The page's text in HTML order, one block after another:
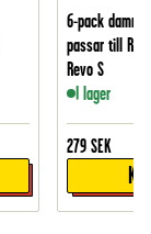
6-pack
passar till
Revo S
I lager
279 SEK